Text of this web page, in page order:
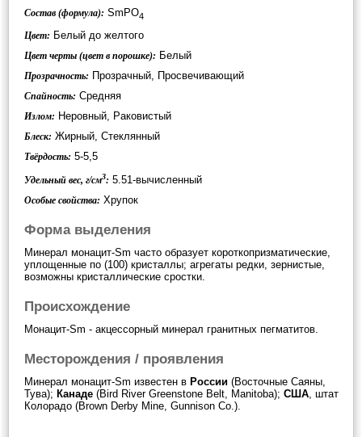
Состав (формула): SmPO4
Цвет: Белый до желтого
Цвет черты (цвет в порошке): Белый
Прозрачность: Прозрачный, Просвечивающий
Спайность: Средняя
Излом: Неровный, Раковистый
Блеск: Жирный, Стеклянный
Твёрдость: 5-5,5
Удельный вес, г/см3: 5.51-вычисленный
Особые свойства: Хрупок
Форма выделения
Минерал монацит-Sm часто образует короткопризматические,
уплощенные по (100) кристаллы; агрегаты редки, зернистые,
возможны кристаллические сростки.
Происхождение
Монацит-Sm - акцессорный минерал гранитных пегматитов.
Месторождения / проявления
Минерал монацит-Sm известен в России (Восточные Саяны,
Тува); Канаде (Bird River Greenstone Belt, Manitoba); США , штат
Колорадо (Brown Derby Mine, Gunnison Co.).